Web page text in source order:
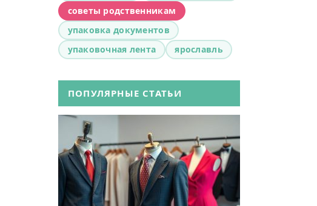
советы родственникам
упаковка документов
упаковочная лента
ярославль
ПОПУЛЯРНЫЕ СТАТЬИ